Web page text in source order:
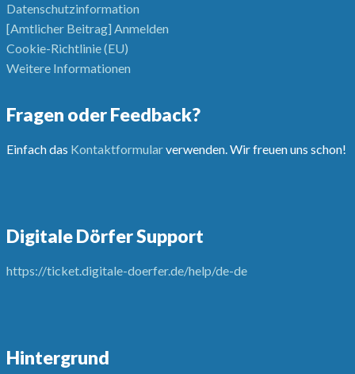
Datenschutzinformation
[Amtlicher Beitrag] Anmelden
Cookie-Richtlinie (EU)
Weitere Informationen
Fragen oder Feedback?
Einfach das Kontaktformularverwenden. Wir freuen uns schon!
Digitale Dörfer Support
https://ticket.digitale-doerfer.de/help/de-de
Hintergrund